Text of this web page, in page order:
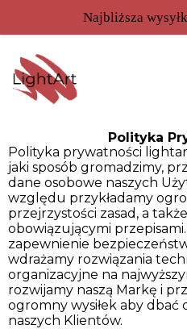
Polityka
Polityka prywatności
jaki sposób gromadzimy,
dane osobowe naszych
względu przykładamy
przejrzystości zasad, a
obowiązującymi
zapewnienie
wdrażamy rozwiązania
organizacyjne na
rozwijamy naszą Markę i
ogromny wysiłek aby dbać
naszych Klientów.
Najbliższa